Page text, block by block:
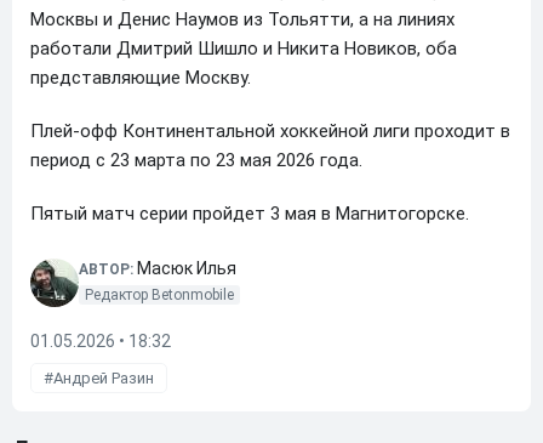
Москвы и Денис Наумов из Тольятти, а на линиях
работали Дмитрий Шишло и Никита Новиков, оба
представляющие Москву.
Плей-офф Континентальной хоккейной лиги проходит в
период с 23 марта по 23 мая 2026 года.
Пятый матч серии пройдет 3 мая в Магнитогорске.
АВТОР: Масюк Илья
Редактор Betonmobile
01.05.2026 • 18:32
Андрей Разин